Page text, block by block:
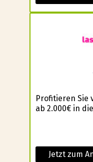
Profitieren Sie
ab 2.000€ in
Jetzt zum